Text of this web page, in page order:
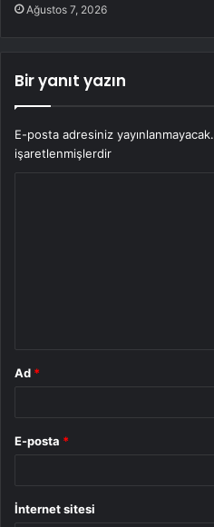
Ağustos 7, 2026
Bir yanıt yazın
E-posta adresiniz yayınlanmayacak.
işaretlenmişlerdir
Ad *
E-posta *
İnternet sitesi